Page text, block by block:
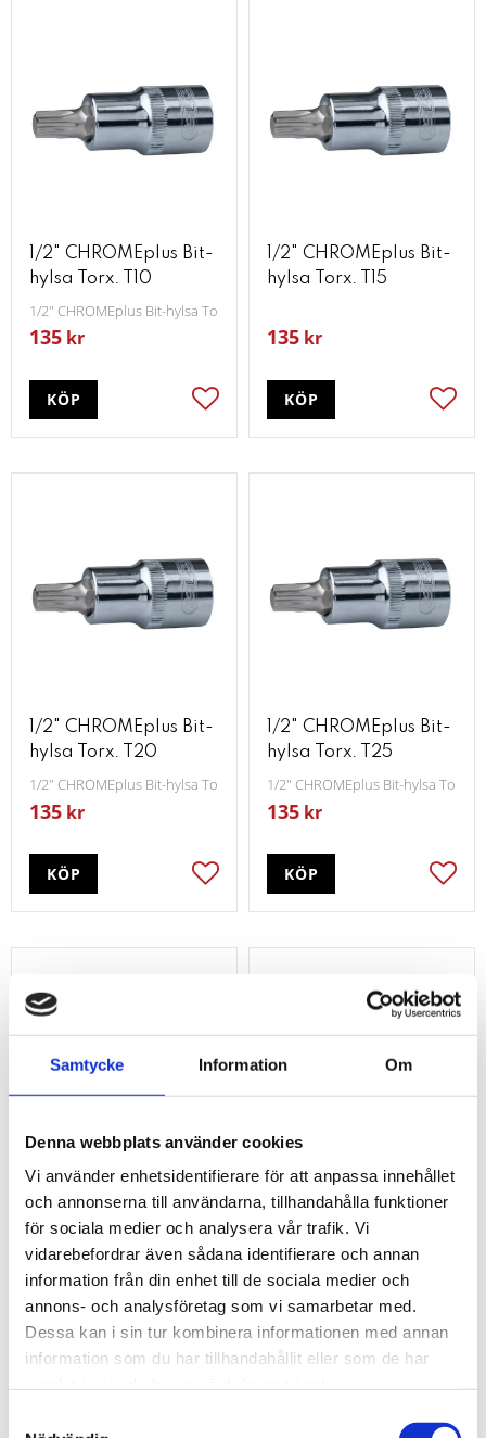
Samtycke Information Om
Denna webbplats använder cookies
Vi använder enhetsidentifierare för att anpassa innehållet
och annonserna till användarna, tillhandahålla funktioner
för sociala medier och analysera vår trafik. Vi
vidarebefordrar även sådana identifierare och annan
information från din enhet till de sociala medier och
annons- och analysföretag som vi samarbetar med.
Dessa kan i sin tur kombinera informationen med annan
information som du har tillhandahållit eller som de har
1/2" CHROMEplus Bit-
hylsa Torx. T10
1/2" CHROMEplus Bit-hylsa Torx T10
135 kr
Lägg till i favoriter
KÖP
1/2" CHROMEplus Bit-
hylsa Torx. T15
135 kr
KÖP
1/2" CHROMEplus Bit-
hylsa Torx. T20
1/2" CHROMEplus Bit-hylsa Torx T20
135 kr
Lägg till i favoriter
KÖP
1/2" CHROMEplus Bit-
hylsa Torx. T25
1/2" CHROMEplus Bit-hylsa Torx
135 kr
KÖP
1/2" CHROMEplus Bit-
hylsa Torx. T27
1/2" CHROMEplus Bit-hylsa Torx T27
144kr
Lägg till i favoriter
1/2" CHROMEplus Bit-
hylsa Torx. T30
1/2" CHROMEplus Bit-hylsa Torx
144kr
KÖP